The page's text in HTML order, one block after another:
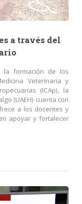
a través del
la formación de los
Veterinaria y
(ICAp), la
(UAEH) cuenta con
a los docentes y
apoyar y fortalecer